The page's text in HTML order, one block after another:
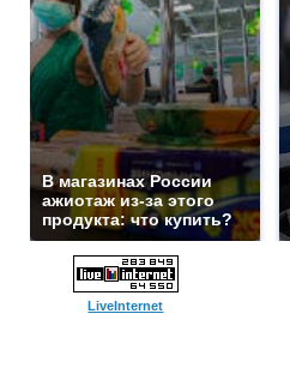
В магазинах России
ажиотаж из-за этого
продукта: что купить?
LiveInternet